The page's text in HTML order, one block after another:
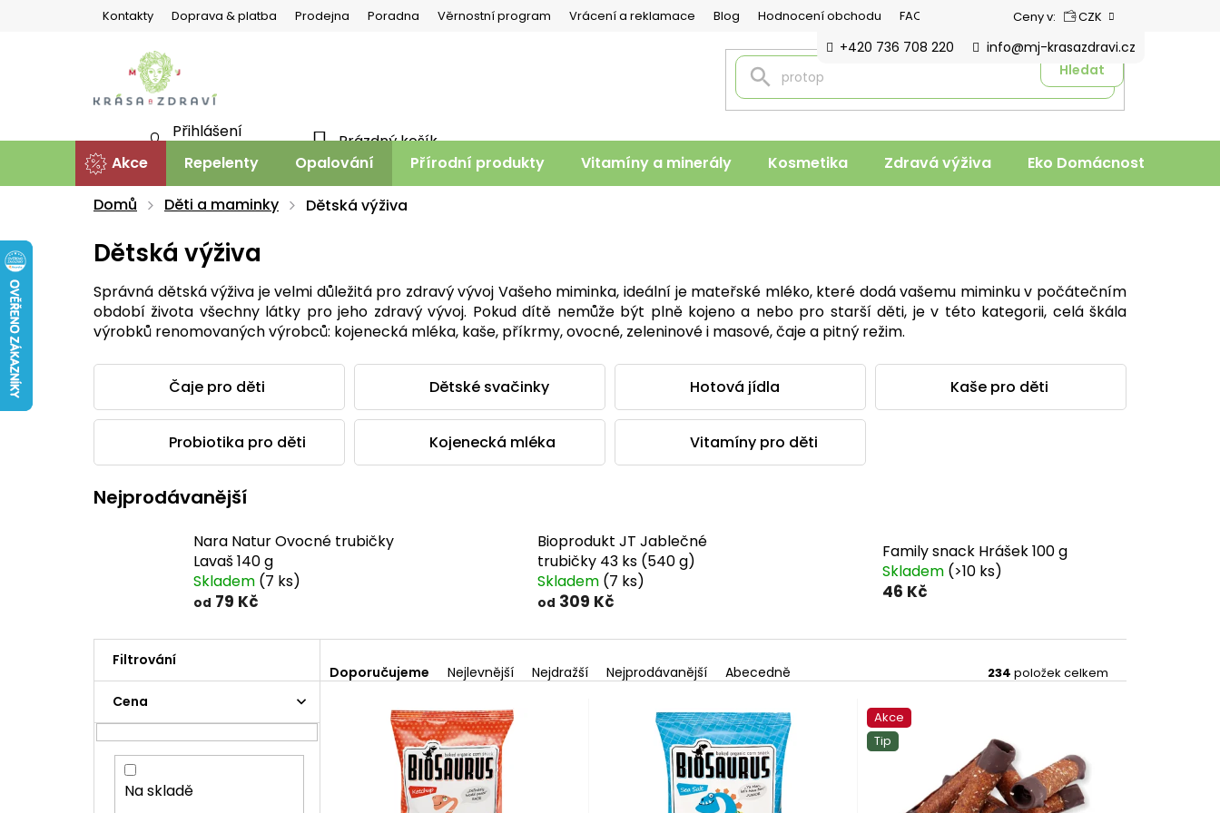
Kontakty Doprava & platba Prodejna Poradna Věrnostní program Vrácení a reklamace Blog Hodnocení obchodu FAQ Ceny v: CZK
Hledat
+420 736 708 220 info@mj-krasazdravi.cz
KOŠÍK
Prázdný košík
Přihlášení
Akce Repelenty Opalování Přírodní produkty Vitamíny a minerály Kosmetika Zdravá výživa Eko Domácnost
Domů
Děti a maminky Dětská výživa
Dětská výživa
Správná dětská výživa je velmi důležitá pro zdravý vývoj Vašeho miminka, ideální je mateřské mléko, které dodá vašemu miminku v počátečním
období života všechny látky pro jeho zdravý vývoj. Pokud dítě nemůže být plně kojeno a nebo pro starší děti, je v této kategorii, celá škála
výrobků renomovaných výrobců: kojenecká mléka, kaše, příkrmy, ovocné, zeleninové i masové, čaje a pitný režim.
Čaje pro děti Dětské svačinky Hotová jídla Kaše pro děti
Probiotika pro děti Kojenecká mléka Vitamíny pro děti
Nejprodávanější
Nara Natur Ovocné trubičky
Lavaš 140 g
Skladem (7 ks)
od 79 Kč
Bioprodukt JT Jablečné
trubičky 43 ks (540 g)
Skladem (7 ks)
od 309 Kč
Family snack Hrášek 100 g
Skladem (>10 ks)
46 Kč
s
Cena
Na skladě
a
z
Doporučujeme Nejlevnější Nejdražší Nejprodávanější Abecedně 234 položek celkem
Akce
Tip